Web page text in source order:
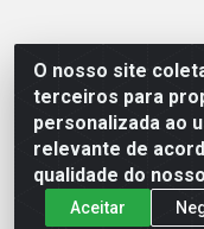
O nosso site
terceiros para
personalizada ao
relevante de
qualidade do
Aceitar
Linhavix
Quadra314
29.901-